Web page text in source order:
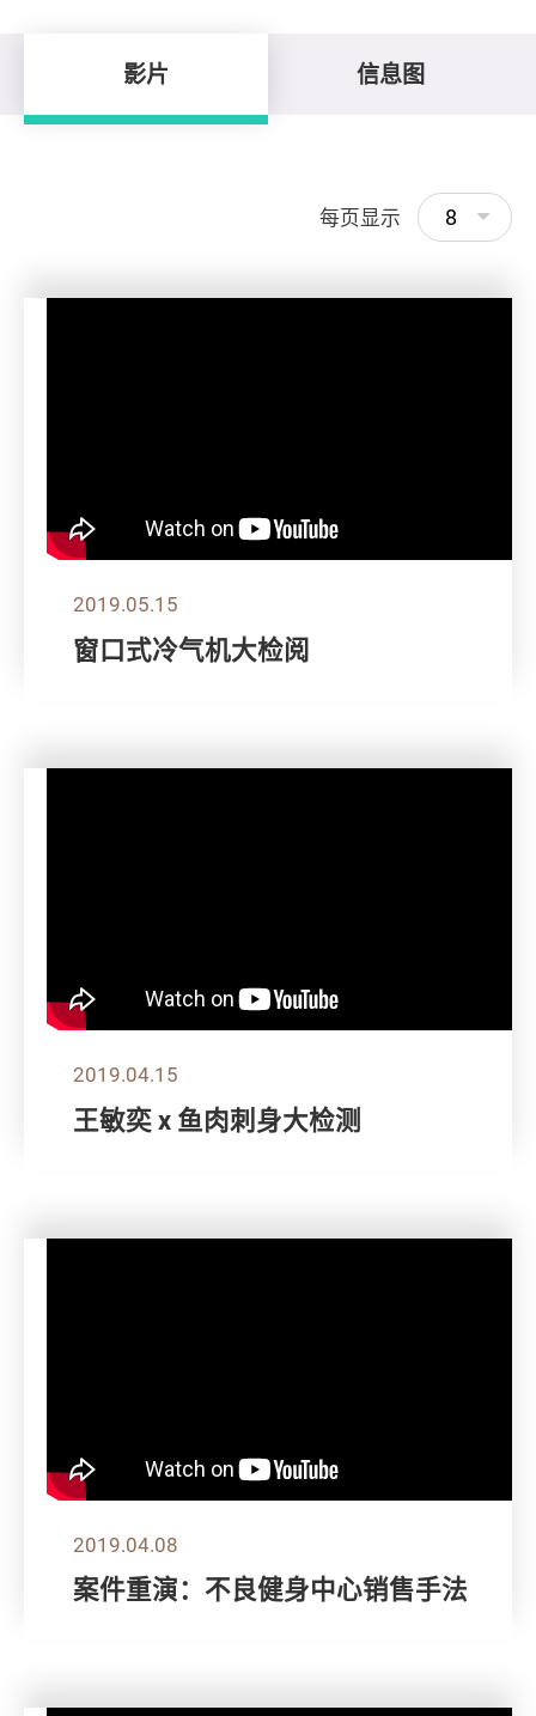
影片 信息图
每页显示 8
2019.05.15
窗口式冷气机大检阅
2019.04.15
王敏奕 x 鱼肉刺身大检测
2019.04.08
案件重演：不良健身中心销售手法